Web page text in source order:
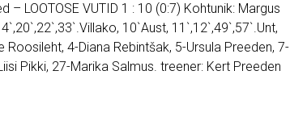
– LOOTOSE VUTID 1 : 10 (0:7) Kohtunik: Margus
10`Aust, 11`,12`,49`,57`.Unt,
4-Diana Rebintšak, 5-Ursula Preeden, 7-
Pikki, 27-Marika Salmus. treener: Kert Preeden